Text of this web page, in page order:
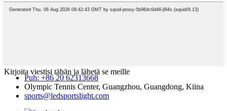
Kirjoita viestisi tähän ja lähetä se meille
Puh: +86 20 62313668
Olympic Tennis Center, Guangzhou, Guangdong, Kiina
sports@ledsportslight.com